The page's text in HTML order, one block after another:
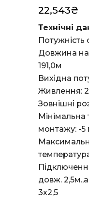
22,543₴
Технічні
Потужність
Довжина
191,0м
Вихідна
Живлення:
Зовнішні
Мінімальна
монтажу: -5
довж.
3х2,5